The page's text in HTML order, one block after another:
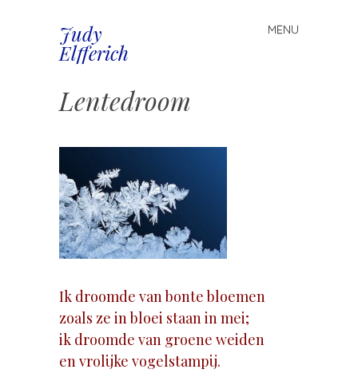
Judy
Elfferich
MENU
Spring
naar
Lentedroom
Ik droomde van bonte bloemen
zoals ze in bloei staan in mei;
ik droomde van groene weiden
en vrolijke vogelstampij.